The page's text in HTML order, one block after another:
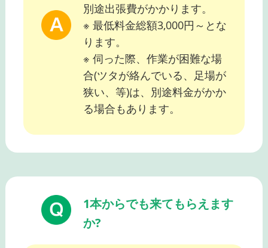
別途出張費がかかります。
※ 最低料金総額3,000円～とな
ります。
※ 伺った際、作業が困難な場
合(ツタが絡んでいる、足場が
狭い、等)は、別途料金がかか
る場合もあります。
1本からでも来てもらえます
か?